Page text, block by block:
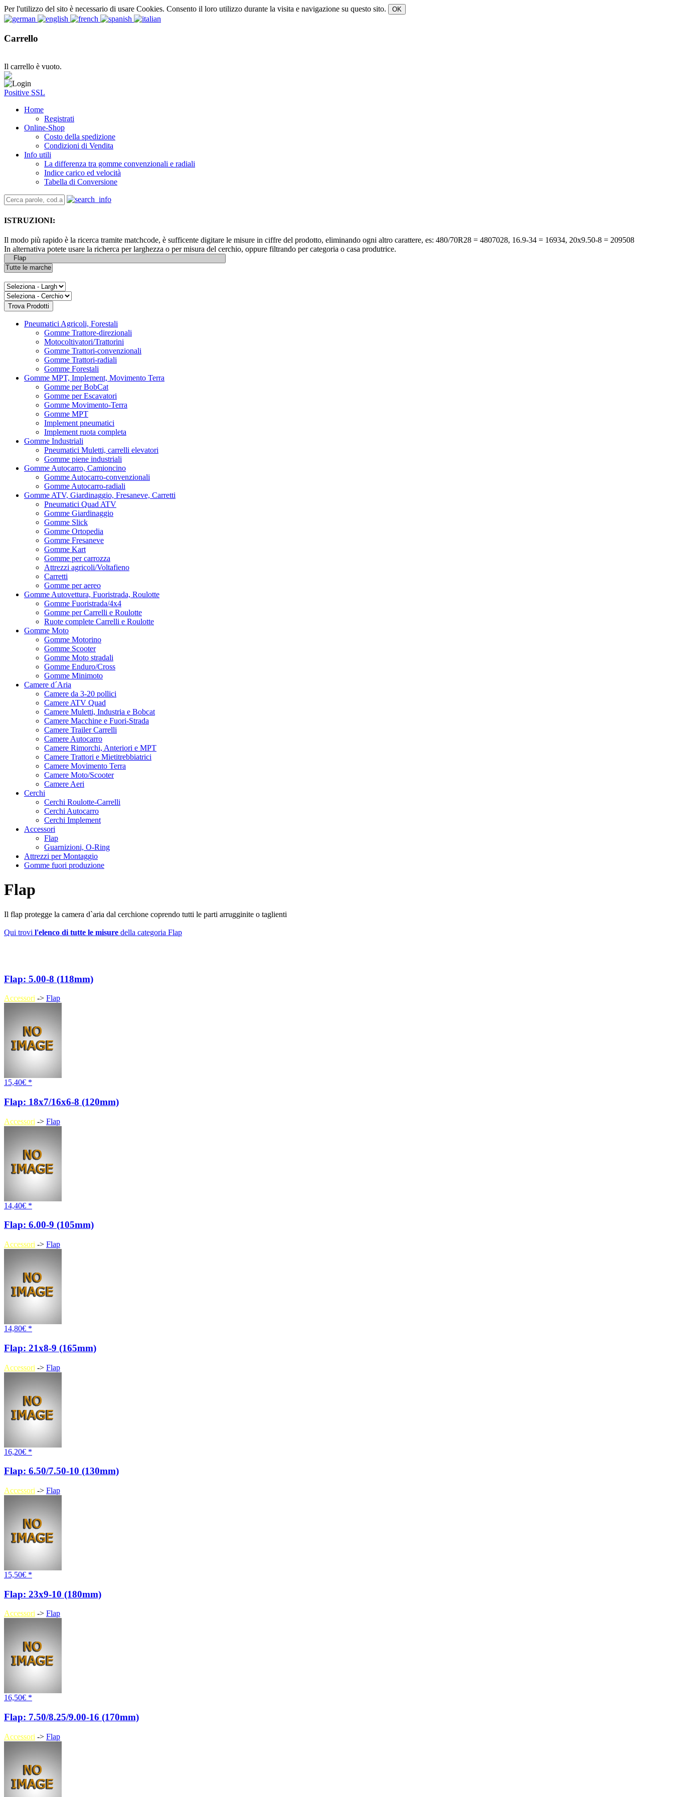
Per l'utilizzo del sito è necessario di usare Cookies. Consento il loro utilizzo durante la visita e navigazione su questo sito.
Carrello
Il carrello è vuoto.
Positive SSL
Home
Registrati
Online-Shop
Costo della spedizione
Condizioni di Vendita
Info utili
La differenza tra gomme convenzionali e radiali
Indice carico ed velocità
Tabella di Conversione
ISTRUZIONI:
Il modo più rapido è la ricerca tramite matchcode, è sufficente digitare le misure in ciffre del prodotto, eliminando ogni altro carattere, es: 480/70R28 = 4807028, 16.9-34 = 16934, 20x9.50-8 = 209508
In alternativa potete usare la richerca per larghezza o per misura del cerchio, oppure filtrando per categoria o casa produtrice.
Pneumatici Agricoli, Forestali
Gomme Trattore-direzionali
Motocoltivatori/Trattorini
Gomme Trattori-convenzionali
Gomme Trattori-radiali
Gomme Forestali
Gomme MPT, Implement, Movimento Terra
Gomme per BobCat
Gomme per Escavatori
Gomme Movimento-Terra
Gomme MPT
Implement pneumatici
Implement ruota completa
Gomme Industriali
Pneumatici Muletti, carrelli elevatori
Gomme piene industriali
Gomme Autocarro, Camioncino
Gomme Autocarro-convenzionali
Gomme Autocarro-radiali
Gomme ATV, Giardinaggio, Fresaneve, Carretti
Pneumatici Quad ATV
Gomme Giardinaggio
Gomme Slick
Gomme Ortopedia
Gomme Fresaneve
Gomme Kart
Gomme per carrozza
Attrezzi agricoli/Voltafieno
Carretti
Gomme per aereo
Gomme Autovettura, Fuoristrada, Roulotte
Gomme Fuoristrada/4x4
Gomme per Carrelli e Roulotte
Ruote complete Carrelli e Roulotte
Gomme Moto
Gomme Motorino
Gomme Scooter
Gomme Moto stradali
Gomme Enduro/Cross
Gomme Minimoto
Camere d´Aria
Camere da 3-20 pollici
Camere ATV Quad
Camere Muletti, Industria e Bobcat
Camere Macchine e Fuori-Strada
Camere Trailer Carrelli
Camere Autocarro
Camere Rimorchi, Anteriori e MPT
Camere Trattori e Mietitrebbiatrici
Camere Movimento Terra
Camere Moto/Scooter
Camere Aeri
Cerchi
Cerchi Roulotte-Carrelli
Cerchi Autocarro
Cerchi Implement
Accessori
Flap
Guarnizioni, O-Ring
Attrezzi per Montaggio
Gomme fuori produzione
Flap
Il flap protegge la camera d`aria dal cerchione coprendo tutti le parti arrugginite o taglienti
Qui trovi l'elenco di tutte le misure della categoria Flap
Flap: 5.00-8 (118mm)
Accessori -> Flap
15,40€ *
Flap: 18x7/16x6-8 (120mm)
Accessori -> Flap
14,40€ *
Flap: 6.00-9 (105mm)
Accessori -> Flap
14,80€ *
Flap: 21x8-9 (165mm)
Accessori -> Flap
16,20€ *
Flap: 6.50/7.50-10 (130mm)
Accessori -> Flap
15,50€ *
Flap: 23x9-10 (180mm)
Accessori -> Flap
16,50€ *
Flap: 7.50/8.25/9.00-16 (170mm)
Accessori -> Flap